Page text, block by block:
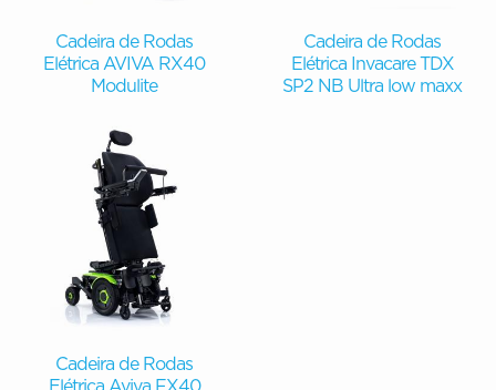
Cadeira de Rodas
Elétrica AVIVA RX40
Modulite
Cadeira de Rodas
Elétrica Invacare TDX
SP2 NB Ultra low maxx
Cadeira de Rodas